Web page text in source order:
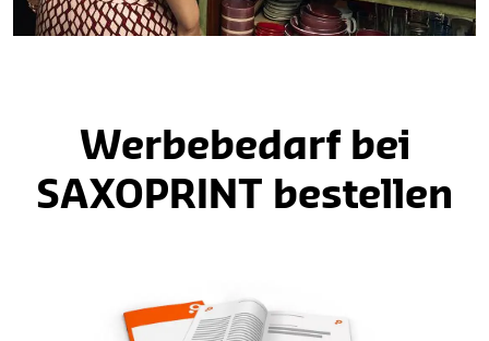
Werbebedarf bei
SAXOPRINT bestellen